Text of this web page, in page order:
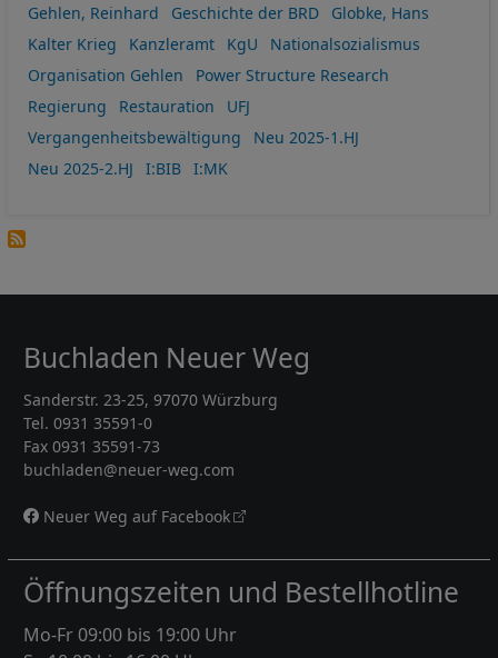
Gehlen, Reinhard
Geschichte der BRD
Globke, Hans
Kalter Krieg
Kanzleramt KgU
Nationalsozialismus
Organisation Gehlen
Power Structure Research
Regierung
Restauration
UFJ
Vergangenheitsbewältigung
Neu 2025-1.HJ
Neu 2025-2.HJ
I:BIB I:MK
Buchladen Neuer Weg
Sanderstr. 23-25, 97070 Würzburg
Tel. 0931 35591-0
Fax 0931 35591-73
buchladen@neuer-weg.com
Neuer Weg auf Facebook
Öffnungszeiten und Bestellhotline
Mo-Fr 09:00 bis 19:00 Uhr